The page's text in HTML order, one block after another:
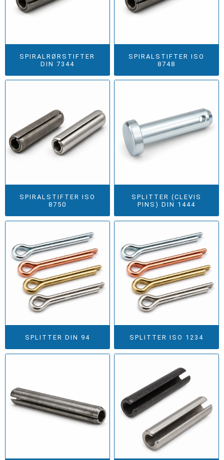
SPIRALRØRSTIFTER
DIN 7344
SPIRALSTIFTER ISO
8748
SPIRALSTIFTER ISO
8750
SPLITTER (CLEVIS
PINS) DIN 1444
SPLITTER DIN 94 SPLITTER ISO 1234